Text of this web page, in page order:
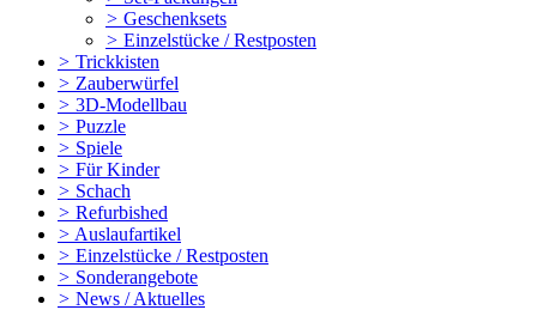
> Geschenksets
> Einzelstücke / Restposten
> Trickkisten
> Zauberwürfel
> 3D-Modellbau
> Puzzle
> Spiele
> Für Kinder
> Schach
> Refurbished
> Auslaufartikel
> Einzelstücke / Restposten
> Sonderangebote
> News / Aktuelles